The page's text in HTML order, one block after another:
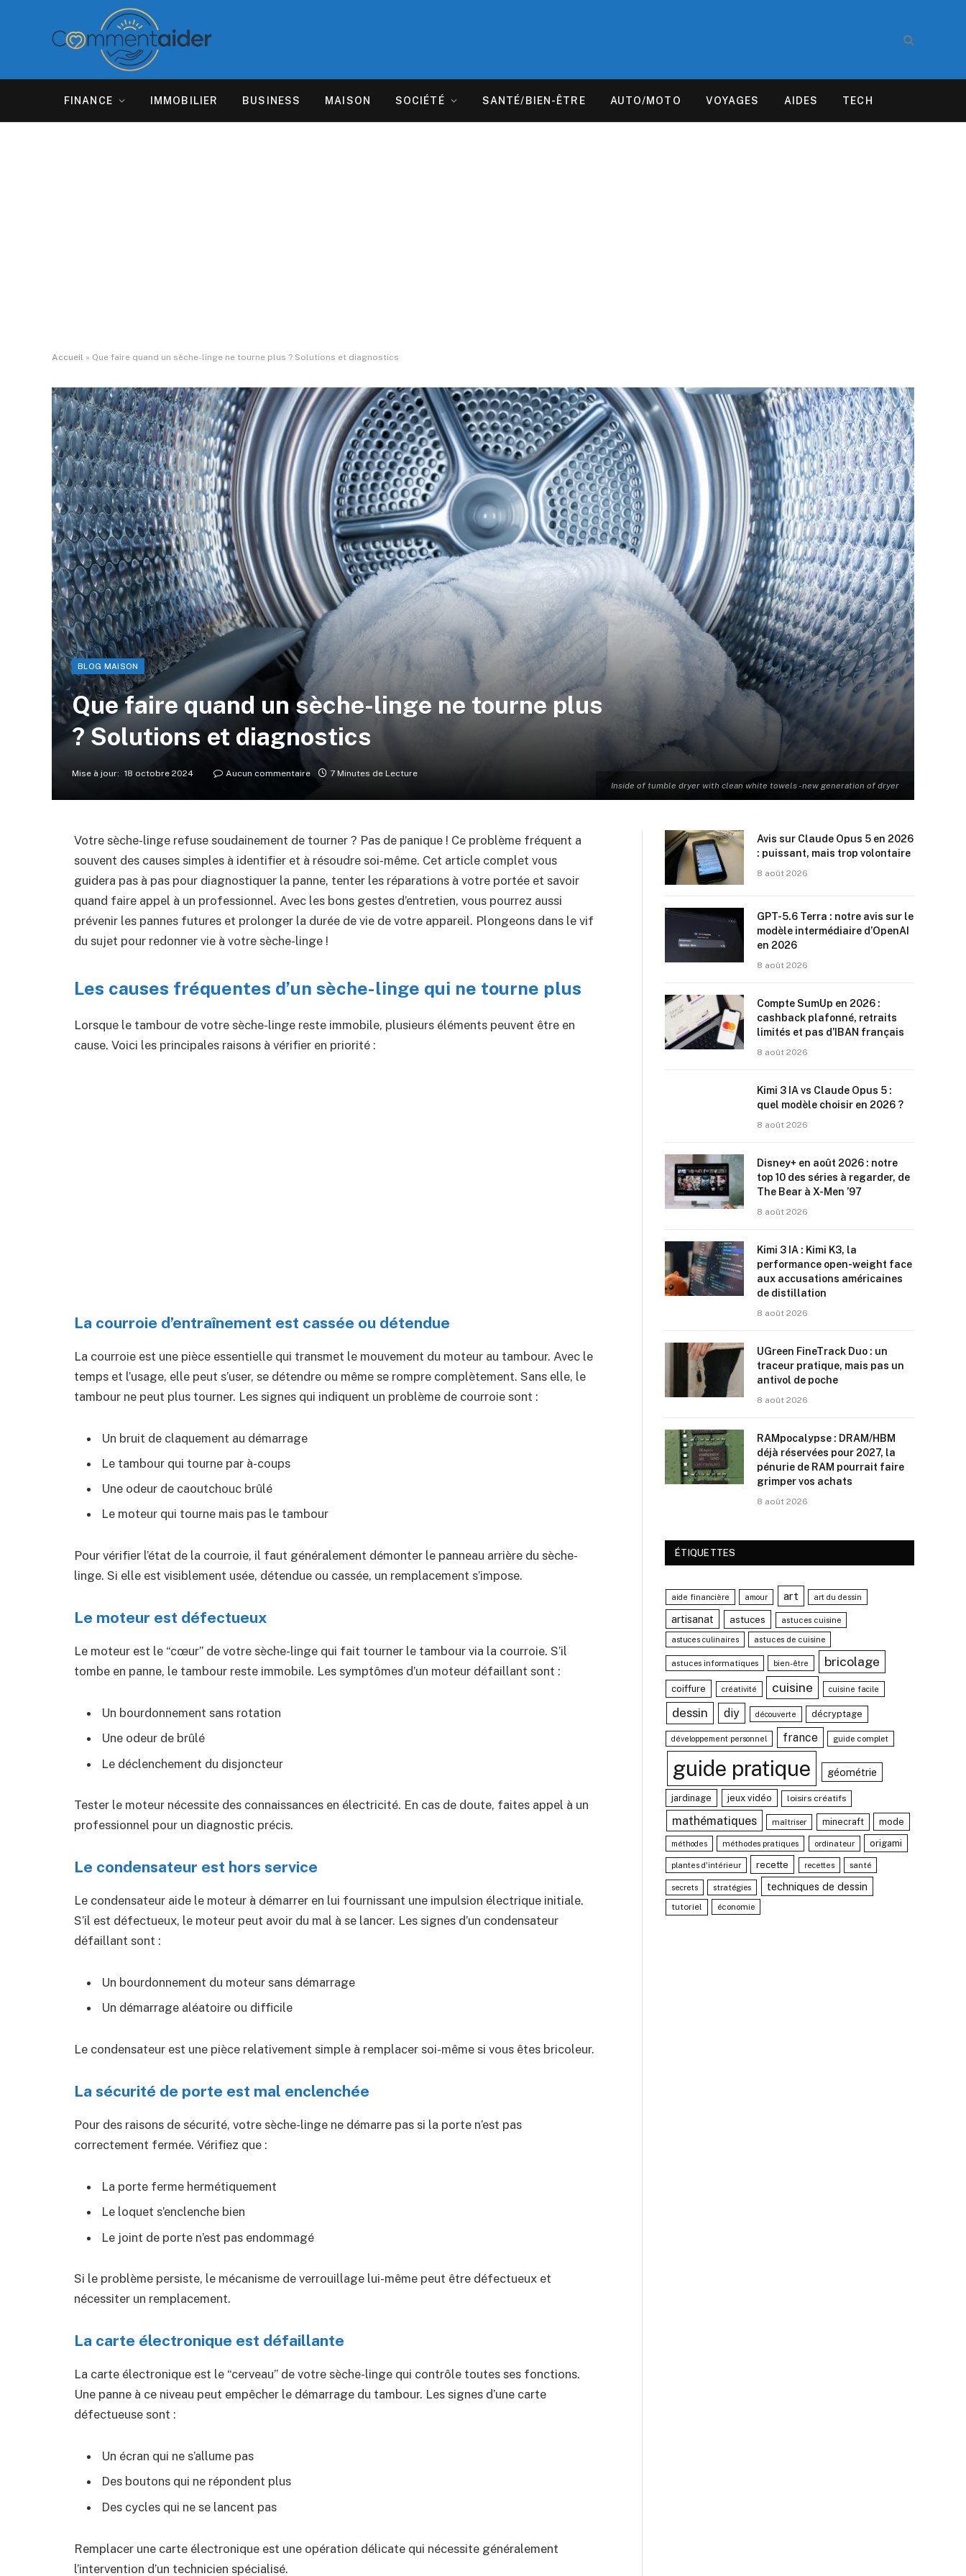
FINANCE IMMOBILIER BUSINESS MAISON SOCIÉTÉ SANTÉ/BIEN-ÊTRE AUTO/MOTO VOYAGES AIDES TECH
Accueil » Que faire quand un sèche-linge ne tourne plus ? Solutions et diagnostics
Inside of tumble dryer with clean white towels - new generation of dryer
BLOG MAISON
Que faire quand un sèche-linge ne tourne plus
? Solutions et diagnostics
Mise à jour: 18 octobre 2024 Aucun commentaire 7 Minutes de Lecture
Votre sèche-linge refuse soudainement de tourner ? Pas de panique ! Ce problème fréquent a
souvent des causes simples à identifier et à résoudre soi-même. Cet article complet vous
guidera pas à pas pour diagnostiquer la panne, tenter les réparations à votre portée et savoir
quand faire appel à un professionnel. Avec les bons gestes d’entretien, vous pourrez aussi
prévenir les pannes futures et prolonger la durée de vie de votre appareil. Plongeons dans le vif
du sujet pour redonner vie à votre sèche-linge !
Les causes fréquentes d’un sèche-linge qui ne tourne plus
Lorsque le tambour de votre sèche-linge reste immobile, plusieurs éléments peuvent être en
cause. Voici les principales raisons à vérifier en priorité :
La courroie d’entraînement est cassée ou détendue
La courroie est une pièce essentielle qui transmet le mouvement du moteur au tambour. Avec le
temps et l’usage, elle peut s’user, se détendre ou même se rompre complètement. Sans elle, le
tambour ne peut plus tourner. Les signes qui indiquent un problème de courroie sont :
Un bruit de claquement au démarrage
Le tambour qui tourne par à-coups
Une odeur de caoutchouc brûlé
Le moteur qui tourne mais pas le tambour
Pour vérifier l’état de la courroie, il faut généralement démonter le panneau arrière du sèche-
linge. Si elle est visiblement usée, détendue ou cassée, un remplacement s’impose.
Le moteur est défectueux
Le moteur est le “cœur” de votre sèche-linge qui fait tourner le tambour via la courroie. S’il
tombe en panne, le tambour reste immobile. Les symptômes d’un moteur défaillant sont :
Un bourdonnement sans rotation
Une odeur de brûlé
Le déclenchement du disjoncteur
Tester le moteur nécessite des connaissances en électricité. En cas de doute, faites appel à un
professionnel pour un diagnostic précis.
Le condensateur est hors service
Le condensateur aide le moteur à démarrer en lui fournissant une impulsion électrique initiale.
S’il est défectueux, le moteur peut avoir du mal à se lancer. Les signes d’un condensateur
défaillant sont :
Un bourdonnement du moteur sans démarrage
Un démarrage aléatoire ou difficile
Le condensateur est une pièce relativement simple à remplacer soi-même si vous êtes bricoleur.
La sécurité de porte est mal enclenchée
Pour des raisons de sécurité, votre sèche-linge ne démarre pas si la porte n’est pas
correctement fermée. Vérifiez que :
La porte ferme hermétiquement
Le loquet s’enclenche bien
Le joint de porte n’est pas endommagé
Si le problème persiste, le mécanisme de verrouillage lui-même peut être défectueux et
nécessiter un remplacement.
La carte électronique est défaillante
La carte électronique est le “cerveau” de votre sèche-linge qui contrôle toutes ses fonctions.
Une panne à ce niveau peut empêcher le démarrage du tambour. Les signes d’une carte
défectueuse sont :
Un écran qui ne s’allume pas
Des boutons qui ne répondent plus
Des cycles qui ne se lancent pas
Remplacer une carte électronique est une opération délicate qui nécessite généralement
l’intervention d’un technicien spécialisé.
Avis sur Claude Opus 5 en 2026
: puissant, mais trop volontaire
8 août 2026
GPT-5.6 Terra : notre avis sur le
modèle intermédiaire d’OpenAI
en 2026
8 août 2026
Compte SumUp en 2026 :
cashback plafonné, retraits
limités et pas d’IBAN français
8 août 2026
Kimi 3 IA vs Claude Opus 5 :
quel modèle choisir en 2026 ?
8 août 2026
Disney+ en août 2026 : notre
top 10 des séries à regarder, de
The Bear à X-Men ’97
8 août 2026
Kimi 3 IA : Kimi K3, la
performance open-weight face
aux accusations américaines
de distillation
8 août 2026
UGreen FineTrack Duo : un
traceur pratique, mais pas un
antivol de poche
8 août 2026
RAMpocalypse : DRAM/HBM
déjà réservées pour 2027, la
pénurie de RAM pourrait faire
grimper vos achats
8 août 2026
ÉTIQUETTES
aide financière amour art art du dessin
artisanat astuces astuces cuisine
astuces culinaires astuces de cuisine
astuces informatiques bien-être bricolage
coiffure créativité cuisine cuisine facile
dessin diy découverte décryptage
développement personnel france guide complet
guide pratique géométrie
jardinage jeux vidéo loisirs créatifs
mathématiques maîtriser minecraft mode
méthodes méthodes pratiques ordinateur origami
plantes d'intérieur recette recettes santé
secrets stratégies techniques de dessin
tutoriel économie